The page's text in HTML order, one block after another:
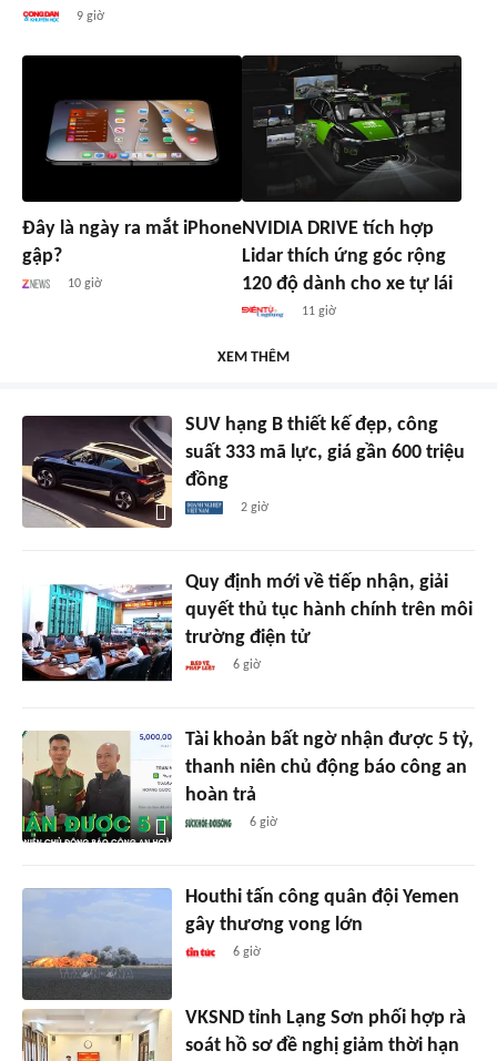
9 giờ
Đây là ngày ra mắt iPhone
gập?
10 giờ
NVIDIA DRIVE tích hợp
Lidar thích ứng góc rộng
120 độ dành cho xe tự lái
11 giờ
XEM THÊM
SUV hạng B thiết kế đẹp, công
suất 333 mã lực, giá gần 600 triệu
đồng
2 giờ
Quy định mới về tiếp nhận, giải
quyết thủ tục hành chính trên môi
trường điện tử
6 giờ
Tài khoản bất ngờ nhận được 5 tỷ,
thanh niên chủ động báo công an
hoàn trả
6 giờ
Houthi tấn công quân đội Yemen
gây thương vong lớn
6 giờ
VKSND tỉnh Lạng Sơn phối hợp rà
soát hồ sơ đề nghị giảm thời hạn